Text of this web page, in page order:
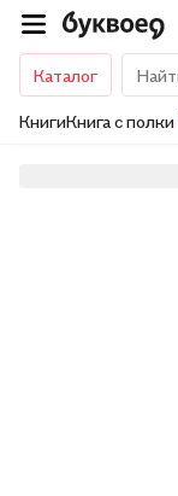
Каталог
КнигиКнига с полки